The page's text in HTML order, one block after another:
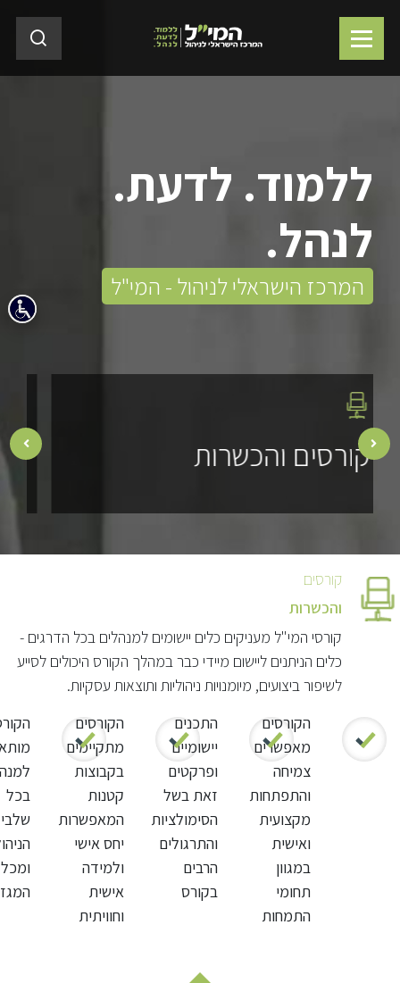
ללמוד. לדעת.
לנהל.
המרכז הישראלי לניהול - המי"ל
קורסים לארגונים
קורסים
והכשרות
קורסי המי"ל מעניקים כלים יישומים למנהלים בכל הדרגים -
כלים הניתנים ליישום מיידי כבר במהלך הקורס היכולים לסייע
לשיפור ביצועים, מיומנויות ניהוליות ותוצאות עסקיות.
הקורסים
מאפשרים
צמיחה
והתפתחות
מקצועית
ואישית
במגוון
תחומי
התמחות
התכנים
יישומיים
ופרקטים
זאת בשל
הסימולציות
והתרגולים
הרבים
בקורס
הקורסים
מתקיימים
בקבוצות
קטנות
המאפשרות
יחס אישי
ולמידה
אישית
וחוויתית
בכל
שלבי
ומכל